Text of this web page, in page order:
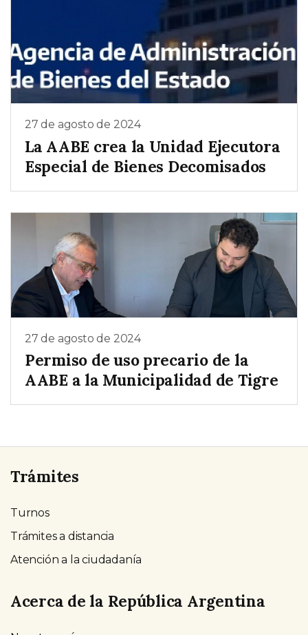
27 de agosto de 2024
La AABE crea la Unidad Ejecutora
Especial de Bienes Decomisados
27 de agosto de 2024
Permiso de uso precario de la
AABE a la Municipalidad de Tigre
Trámites
Turnos
Trámites a distancia
Atención a la ciudadanía
Acerca de la República Argentina